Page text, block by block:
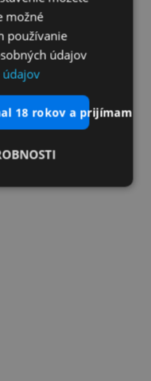
možné
používanie
údajov
údajov
18 rokov a prijímam